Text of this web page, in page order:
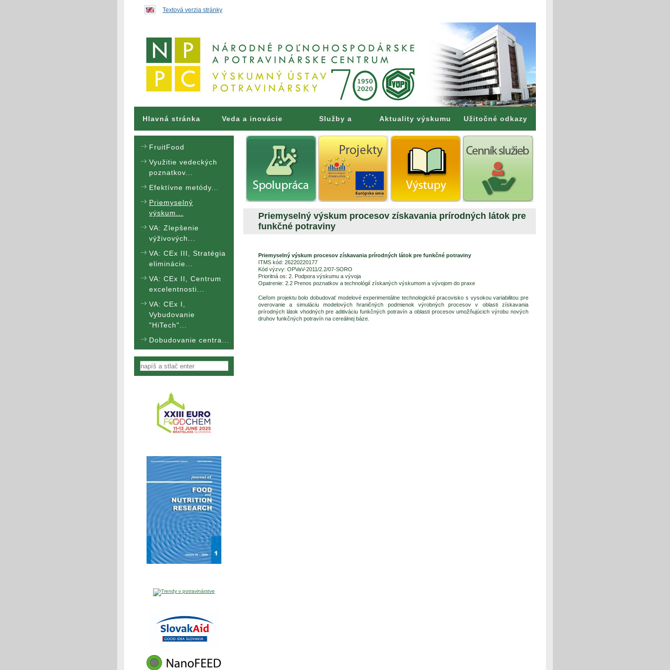
Textová verzia stránky
Hlavná stránka Veda a inovácie Služby a
poradenstvo
Aktuality výskumu Užitočné odkazy
FruitFood
Využitie vedeckých
poznatkov...
Efektívne metódy...
Priemyselný
výskum...
VA: Zlepšenie
výživových...
VA: CEx III, Stratégia
eliminácie...
VA: CEx II, Centrum
excelentnosti...
VA: CEx I,
Vybudovanie
"HiTech"...
Dobudovanie centra...
Vyhľadávanie
Priemyselný výskum procesov získavania prírodných látok pre
funkčné potraviny
Priemyselný výskum procesov získavania prírodných látok pre funkčné potraviny
ITMS kód: 26220220177
Kód výzvy: OPVaV-2011/2.2/07-SORO
Prioritná os: 2. Podpora výskumu a vývoja
Opatrenie: 2.2 Prenos poznatkov a technológií získaných výskumom a vývojom do praxe
Cieľom projektu bolo dobudovať modelové experimentálne technologické pracovisko s vysokou variabilitou pre
overovanie a simuláciu modelových hraničných podmienok výrobných procesov v oblasti získavania
prírodných látok vhodných pre aditiváciu funkčných potravín a oblasti procesov umožňujúcich výrobu nových
druhov funkčných potravín na cereálnej báze.